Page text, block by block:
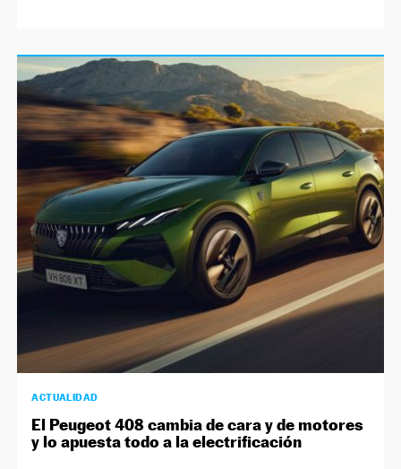
ACTUALIDAD
El Peugeot 408 cambia de cara y de motores
y lo apuesta todo a la electrificación